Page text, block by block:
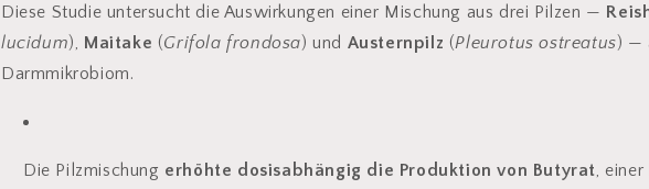
Diese Studie untersucht die Auswirkungen einer Mischung aus drei Pilzen —
lucidum), Maitake (Grifola frondosa) und Austernpilz (Pleurotus ostreatus) —
Darmmikrobiom.
Die Pilzmischung erhöhte dosisabhängig die Produktion von Butyrat, einer